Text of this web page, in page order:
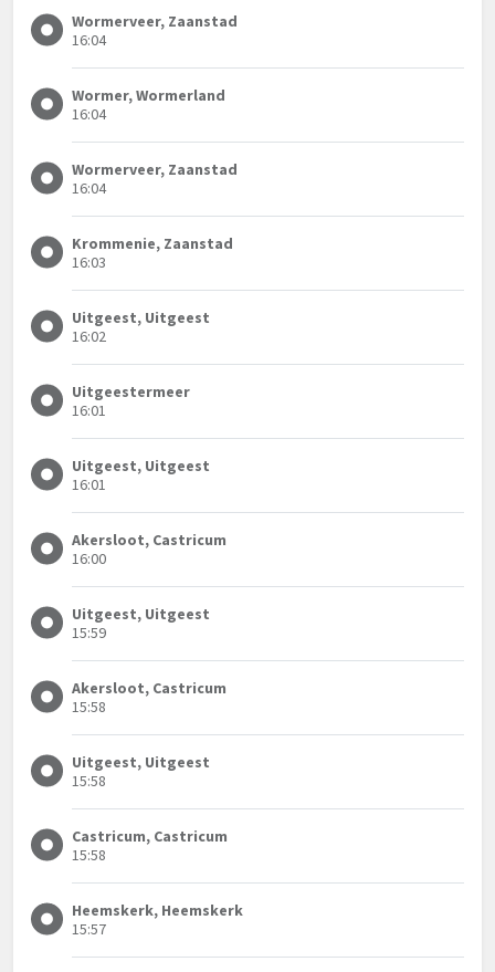
Wormerveer, Zaanstad
16:04
Wormer, Wormerland
16:04
Wormerveer, Zaanstad
16:04
Krommenie, Zaanstad
16:03
Uitgeest, Uitgeest
16:02
Uitgeestermeer
16:01
Uitgeest, Uitgeest
16:01
Akersloot, Castricum
16:00
Uitgeest, Uitgeest
15:59
Akersloot, Castricum
15:58
Uitgeest, Uitgeest
15:58
Castricum, Castricum
15:58
Heemskerk, Heemskerk
15:57